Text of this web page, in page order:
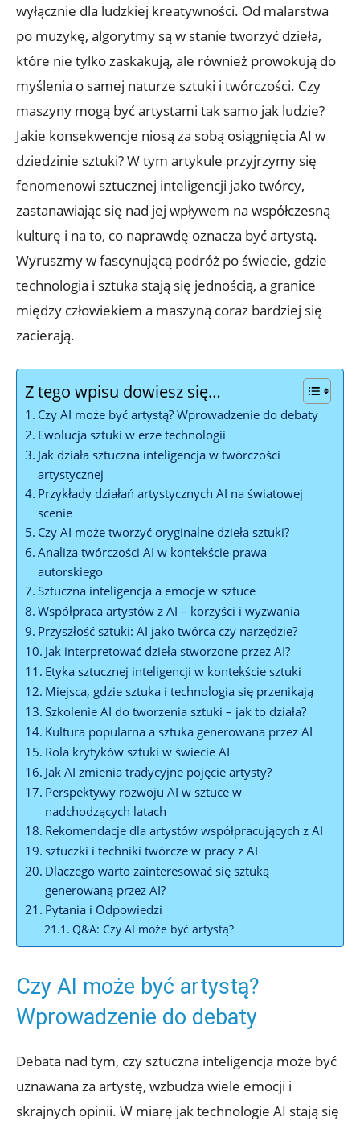
wyłącznie dla ludzkiej kreatywności. Od malarstwa
po muzykę, algorytmy są w stanie tworzyć dzieła,
które nie tylko zaskakują, ale również prowokują do
myślenia o samej naturze sztuki i twórczości. Czy
maszyny mogą być artystami tak samo jak ludzie?
Jakie konsekwencje niosą za sobą osiągnięcia AI w
dziedzinie sztuki? W tym artykule przyjrzymy się
fenomenowi sztucznej inteligencji jako twórcy,
zastanawiając się nad jej wpływem na współczesną
kulturę i na to, co naprawdę oznacza być artystą.
Wyruszmy w fascynującą podróż po świecie, gdzie
technologia i sztuka stają się jednością, a granice
między człowiekiem a maszyną coraz bardziej się
zacierają.
Z tego wpisu dowiesz się…
Czy AI może być artystą? Wprowadzenie do debaty
Ewolucja sztuki w erze technologii
Jak działa sztuczna inteligencja w twórczości
artystycznej
Przykłady działań artystycznych AI na światowej
scenie
Czy AI może tworzyć oryginalne dzieła sztuki?
Analiza twórczości AI w kontekście prawa
autorskiego
Sztuczna inteligencja a emocje w sztuce
Współpraca artystów z AI – korzyści i wyzwania
Przyszłość sztuki: AI jako twórca czy narzędzie?
Jak interpretować dzieła stworzone przez AI?
Etyka sztucznej inteligencji w kontekście sztuki
Miejsca, gdzie sztuka i technologia się przenikają
Szkolenie AI do tworzenia sztuki – jak to działa?
Kultura popularna a sztuka generowana przez AI
Rola krytyków sztuki w świecie AI
Jak AI zmienia tradycyjne pojęcie artysty?
Perspektywy rozwoju AI w sztuce w
nadchodzących latach
Rekomendacje dla artystów współpracujących z AI
sztuczki i techniki twórcze w pracy z AI
Dlaczego warto zainteresować się sztuką
generowaną przez AI?
Pytania i Odpowiedzi
Q&A: Czy AI może być artystą?
Czy AI może być artystą?
Wprowadzenie do debaty
Debata nad tym, czy sztuczna inteligencja może być
uznawana za artystę, wzbudza wiele emocji i
skrajnych opinii. W miarę jak technologie AI stają się